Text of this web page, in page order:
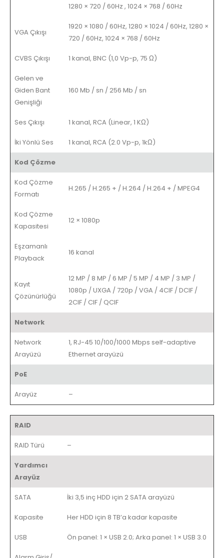
1280 × 720 / 60Hz , 1024 × 768 / 60Hz
VGA Çıkışı
1920 × 1080 / 60Hz, 1280 × 1024 / 60Hz, 1280 ×
720 / 60Hz, 1024 × 768 / 60Hz
CVBS Çıkışı 1 kanal, BNC (1,0 Vp-p, 75 Ω)
Gelen ve
Giden Bant
Genişliği
160 Mb / sn / 256 Mb / sn
Ses Çıkışı 1 kanal, RCA (Linear, 1 KΩ)
İki Yönlü Ses 1 kanal, RCA (2.0 Vp-p, 1kΩ)
Kod Çözme
Kod Çözme
Formatı
H.265 / H.265 + / H.264 / H.264 + / MPEG4
Kod Çözme
Kapasitesi
12 × 1080p
Eşzamanlı
Playback
16 kanal
Kayıt
Çözünürlüğü
12 MP / 8 MP / 6 MP / 5 MP / 4 MP / 3 MP /
1080p / UXGA / 720p / VGA / 4CIF / DCIF /
2CIF / CIF / QCIF
Network
Network
Arayüzü
1, RJ-45 10/100/1000 Mbps self-adaptive
Ethernet arayüzü
PoE
Arayüz –
RAID
RAID Türü –
Yardımcı
Arayüz
SATA İki 3,5 inç HDD için 2 SATA arayüzü
Kapasite Her HDD için 8 TB’a kadar kapasite
USB Ön panel: 1 × USB 2.0; Arka panel: 1 × USB 3.0